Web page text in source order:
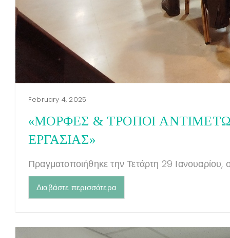
February 4, 2025
«ΜΟΡΦΕΣ & TΡΟΠΟΙ
ΕΡΓΑΣΙΑΣ»
Πραγματοποιήθηκε την Τετάρτη 29
Διαβάστε περισσότερα